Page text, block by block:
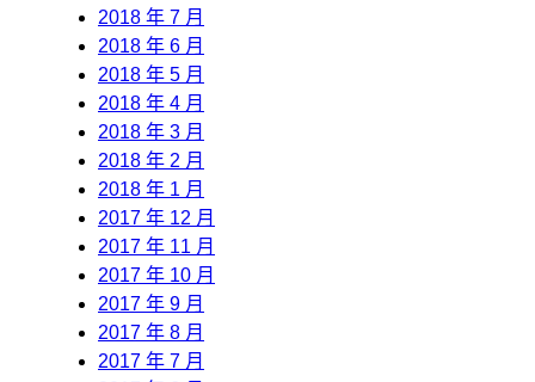
2018 年 7 月
2018 年 6 月
2018 年 5 月
2018 年 4 月
2018 年 3 月
2018 年 2 月
2018 年 1 月
2017 年 12 月
2017 年 11 月
2017 年 10 月
2017 年 9 月
2017 年 8 月
2017 年 7 月